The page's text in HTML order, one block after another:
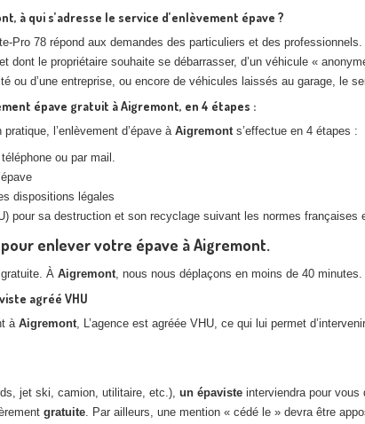
à qui s’adresse le service d’enlèvement épave ?
Pro 78 répond aux demandes des particuliers et des
dont le propriétaire souhaite se débarrasser, d’un véhicule «
ou d’une entreprise, ou encore de véhicules laissés au garage, le
épave gratuit à Aigremont, en 4 étapes :
pratique, l’enlèvement d’épave à Aigremonts’effectue en 4 étapes :
ou par mail.
dispositions légales
pour sa destruction et son recyclage suivant les normes françaises
enlever votre épave à Aigremont.
À Aigremont, nous nous déplaçons en moins de 40 minutes.
agréé VHU
àAigremont, L’agence est agréée VHU, ce qui lui permet
jet ski, camion, utilitaire, etc.), un épaviste interviendra pour vous
gratuite. Par ailleurs, une mention « cédé le » devra être